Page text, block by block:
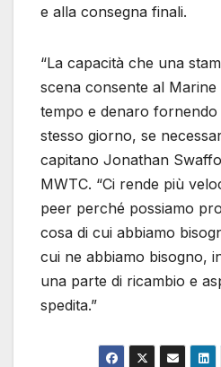
e alla consegna finali.
“La capacità che una
scena consente al
tempo e denaro
stesso giorno, se
capitano Jonathan
MWTC. “Ci rende più
peer perché possiamo
cosa di cui abbiamo
cui ne abbiamo bisogno,
una parte di ricambio e
spedita.”